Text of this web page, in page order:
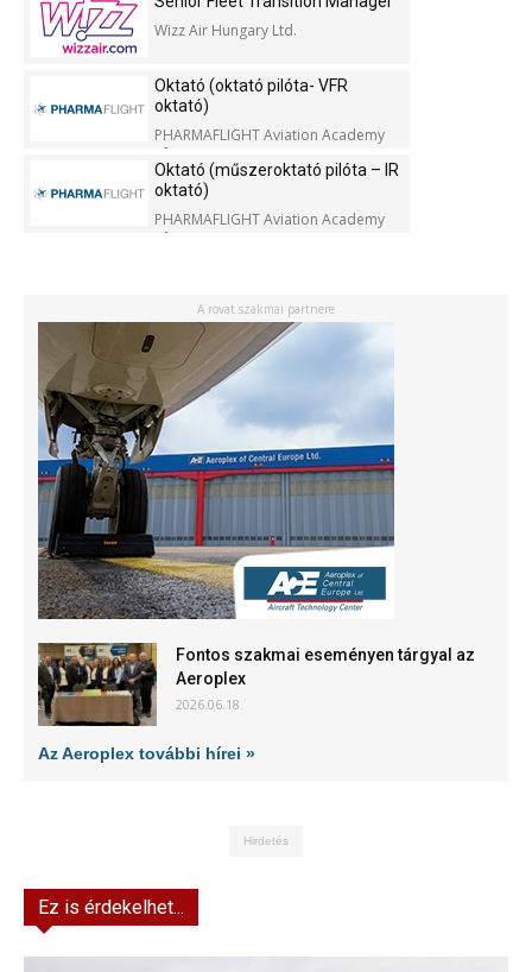
Wizz Air Hungary Ltd.
Oktató (oktató pilóta- VFR
oktató)
PHARMAFLIGHT Aviation Academy
Kft.
Oktató (műszeroktató pilóta – IR
oktató)
PHARMAFLIGHT Aviation Academy
Kft.
A rovat szakmai partnere
Fontos szakmai eseményen tárgyal az
Aeroplex
2026.06.18.
Az Aeroplex további hírei »
Hirdetés
Ez is érdekelhet...